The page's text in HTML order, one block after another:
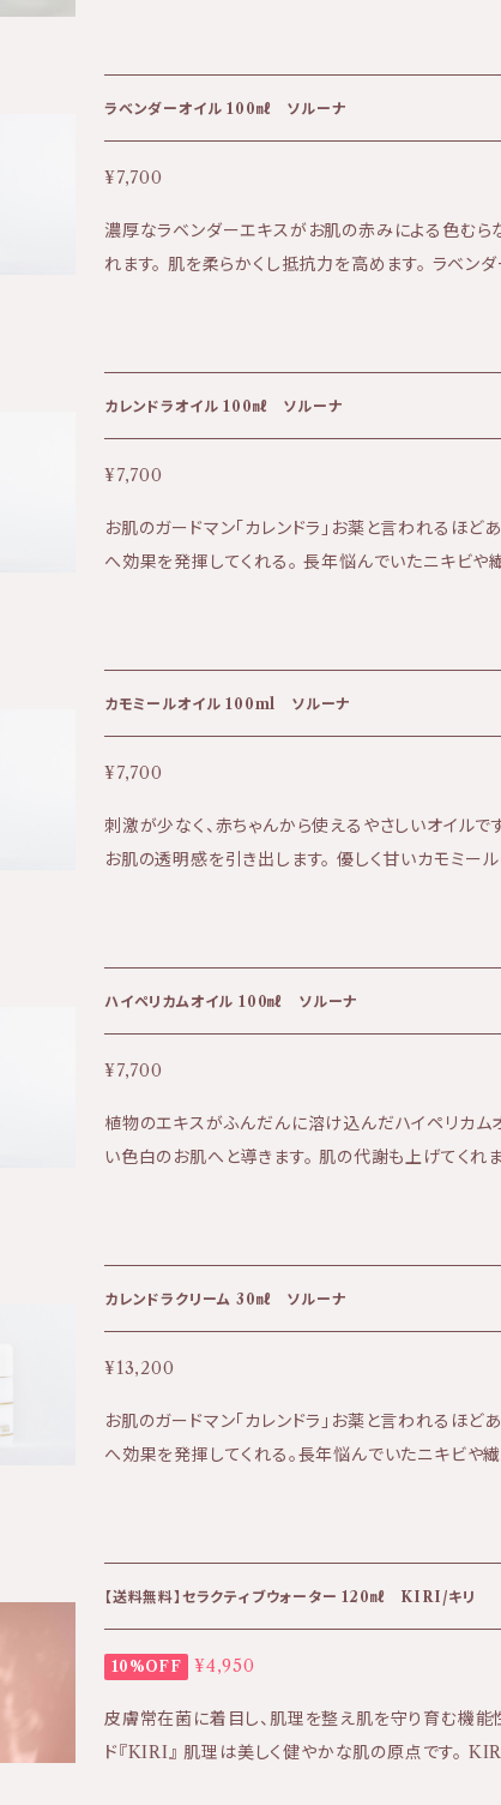
★防腐剤(パラベン、フェノキシエタノール)BG、PG、
す。 ★手指を健やかに保ち保護します。
ラベンダーオイル 100㎖ ソルーナ
¥7,700
濃厚なラベンダーエキスがお肌の赤みによる色むら
れます。 肌を柔らかくし抵抗力を高めます。 ラベンダーがお好きな方に
テクスチャー:軽く吸収性がありさらりとした使用感
カレンドラオイル 100㎖ ソルーナ
¥7,700
お肌のガードマン「カレンドラ」お薬と言われるほど
へ効果を発揮してくれる。 長年悩んでいたニキビや
ーモンド油、トウキンセンカ花エキス、香料（天然の精
カモミールオイル 100ml ソルーナ
¥7,700
刺激が少なく、赤ちゃんから使えるやさしいオイルで
お肌の透明感を引き出します。 優しく甘いカモミールの香りに心もお肌
ハイペリカムオイル 100㎖ ソルーナ
¥7,700
植物のエキスがふんだんに溶け込んだハイペリカム
い色白のお肌へと導きます。 肌の代謝も上げてくれます。 ★効果:くす
分〉 オリーブ油、セイヨウオトギリソウエキス
カレンドラクリーム 30㎖ ソルーナ
¥13,200
お肌のガードマン「カレンドラ」お薬と言われるほど
へ効果を発揮してくれる。長年悩んでいたニキビや
ぶれや湿疹にまで使用出来る万能クリーム ★効果:ニキビ肌・痒み肌・
つきはほぼなく、こっくりとしたしっかりと保湿をし
ツロウ、ラノリン、グリセリン、水添レシチン、トウキ
ルギン酸Na、エタノール、セージエキス、スギナエキ
【送料無料】セラクティブウォーター 120㎖ KIRI/キリ
10%OFF ¥4,950
皮膚常在菌に着目し、肌理を整え肌を守り育む機能
ド『KIRI』 肌理は美しく健やかな肌の原点です。 KIRIセラクティブウォ